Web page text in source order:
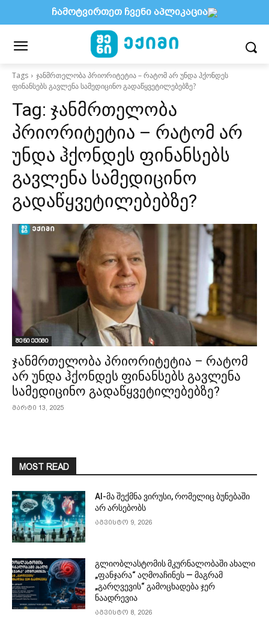
Tags
ჯანმრთელობა პრიორიტეტია – რატომ არ უნდა ჰქონდეს
ფინანსებს გავლენა სამედიცინო გადაწყვეტილებებზე?
Tag: ჯანმრთელობა
პრიორიტეტია – რატომ არ
უნდა ჰქონდეს ფინანსებს
გავლენა სამედიცინო
გადაწყვეტილებებზე?
შენი ექიმი
ჯანმრთელობა პრიორიტეტია – რატომ
არ უნდა ჰქონდეს ფინანსებს გავლენა
სამედიცინო გადაწყვეტილებებზე?
მარტი 13, 2025
MOST READ
AI-მა შექმნა ვირუსი, რომელიც ბუნებაში
არ არსებობს
აგვისტო 9, 2026
გლიობლასტომის მკურნალობაში ახალი
„ფანჯარა“ აღმოაჩინეს — მაგრამ
„გარღვევის“ გამოცხადება ჯერ
ნაადრევია
აგვისტო 8, 2026
ჩამოტვირთეთ ჩვენი აპლიკაცია